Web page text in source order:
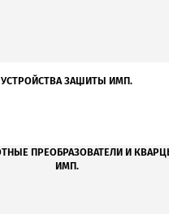
УСТРОЙСТВА ЗАЩИТЫ ИМП.